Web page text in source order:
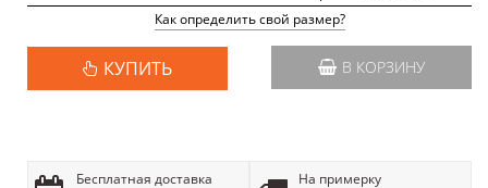
Как определить свой размер?
КУПИТЬ В КОРЗИНУ
Бесплатная доставка
На примерку